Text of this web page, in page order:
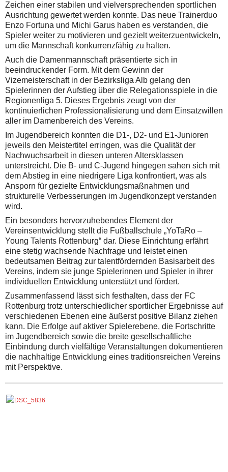
Zeichen einer stabilen und vielversprechenden sportlichen
Ausrichtung gewertet werden konnte. Das neue Trainerduo
Enzo Fortuna und Michi Garus haben es verstanden, die
Spieler weiter zu motivieren und gezielt weiterzuentwickeln,
um die Mannschaft konkurrenzfähig zu halten.
Auch die Damenmannschaft präsentierte sich in
beeindruckender Form. Mit dem Gewinn der
Vizemeisterschaft in der Bezirksliga Alb gelang den
Spielerinnen der Aufstieg über die Relegationsspiele in die
Regionenliga 5. Dieses Ergebnis zeugt von der
kontinuierlichen Professionalisierung und dem Einsatzwillen
aller im Damenbereich des Vereins.
Im Jugendbereich konnten die D1-, D2- und E1-Junioren
jeweils den Meistertitel erringen, was die Qualität der
Nachwuchsarbeit in diesen unteren Altersklassen
unterstreicht. Die B- und C-Jugend hingegen sahen sich mit
dem Abstieg in eine niedrigere Liga konfrontiert, was als
Ansporn für gezielte Entwicklungsmaßnahmen und
strukturelle Verbesserungen im Jugendkonzept verstanden
wird.
Ein besonders hervorzuhebendes Element der
Vereinsentwicklung stellt die Fußballschule „YoTaRo –
Young Talents Rottenburg“ dar. Diese Einrichtung erfährt
eine stetig wachsende Nachfrage und leistet einen
bedeutsamen Beitrag zur talentfördernden Basisarbeit des
Vereins, indem sie junge Spielerinnen und Spieler in ihrer
individuellen Entwicklung unterstützt und fördert.
Zusammenfassend lässt sich festhalten, dass der FC
Rottenburg trotz unterschiedlicher sportlicher Ergebnisse auf
verschiedenen Ebenen eine äußerst positive Bilanz ziehen
kann. Die Erfolge auf aktiver Spielerebene, die Fortschritte
im Jugendbereich sowie die breite gesellschaftliche
Einbindung durch vielfältige Veranstaltungen dokumentieren
die nachhaltige Entwicklung eines traditionsreichen Vereins
mit Perspektive.